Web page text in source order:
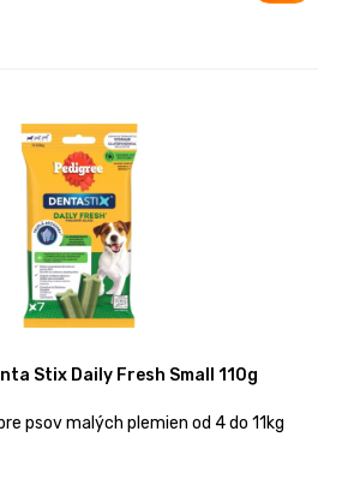
Stix Daily Fresh Small 110g
psov malých plemien od 4 do 11kg